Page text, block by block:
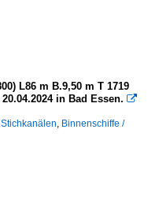
L86 m B.9,50 m T 1719
in Bad Essen. 
Binnenschiffe /